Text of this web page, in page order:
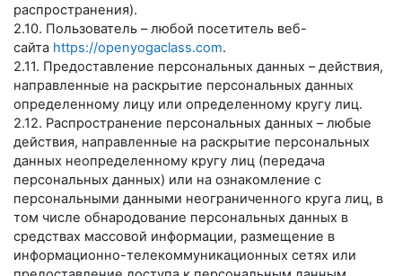
распространения).
2.10. Пользователь – любой посетитель веб-
сайта https://openyogaclass.com.
2.11. Предоставление персональных данных – действия,
направленные на раскрытие персональных данных
определенному лицу или определенному кругу лиц.
2.12. Распространение персональных данных – любые
действия, направленные на раскрытие персональных
данных неопределенному кругу лиц (передача
персональных данных) или на ознакомление с
персональными данными неограниченного круга лиц, в
том числе обнародование персональных данных в
средствах массовой информации, размещение в
информационно-телекоммуникационных сетях или